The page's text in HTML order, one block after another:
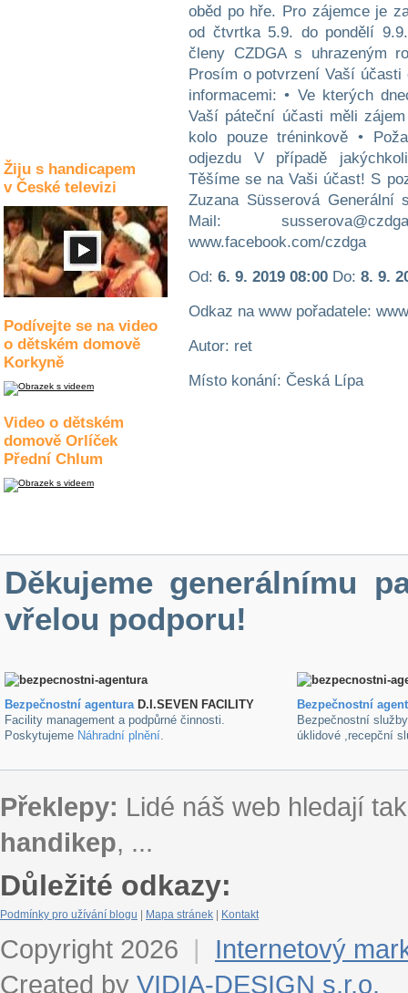
Žiju s handicapem
v České televizi
Podívejte se na video
o dětském domově
Korkyně
Video o dětském
domově Orlíček
Přední Chlum
oběd po hře. Pro zájemce je
od čtvrtka 5.9. do pondělí
členy CZDGA s uhrazeným
Prosím o potvrzení Vaší účasti
informacemi: • Ve kterých
Vaší páteční účasti měli
kolo pouze tréninkově •
odjezdu V případě
Těšíme se na Vaši účast! S
Zuzana Süsserová Generální
Mail:
www.facebook.com/czdga
Od: 6. 9. 2019 08:00 Do: 8. 9.
Odkaz na www pořadatele:
Autor: ret
Místo konání: Česká Lípa
Děkujeme generálnímu
vřelou podporu!
Bezpečnostní agenturaD.I.SEVEN FACILITY
Facility management a podpůrné činnosti.
Poskytujeme Náhradní plnění.
Bezpečnostní
Bezpečnostní
úklidové ,recepční
Překlepy: Lidé náš web hledají
handikep, ...
Důležité odkazy:
Podmínky pro užívání blogu Mapa stránek Kontakt
Copyright 2026 |
Internetový
Created by VIDIA-DESIGN s.r.o.